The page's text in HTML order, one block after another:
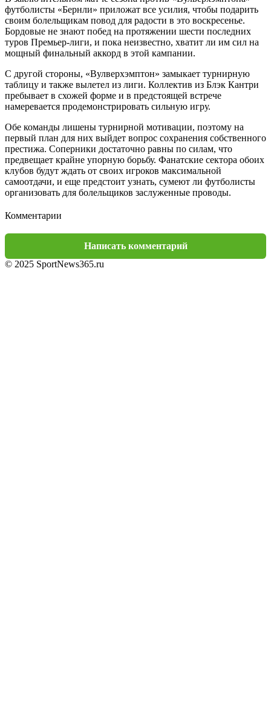
футболисты «Бернли» приложат все усилия, чтобы подарить
своим болельщикам повод для радости в это воскресенье.
Бордовые не знают побед на протяжении шести последних
туров Премьер-лиги, и пока неизвестно, хватит ли им сил на
мощный финальный аккорд в этой кампании.
С другой стороны, «Вулверхэмптон» замыкает турнирную
таблицу и также вылетел из лиги. Коллектив из Блэк Кантри
пребывает в схожей форме и в предстоящей встрече
намеревается продемонстрировать сильную игру.
Обе команды лишены турнирной мотивации, поэтому на
первый план для них выйдет вопрос сохранения собственного
престижа. Соперники достаточно равны по силам, что
предвещает крайне упорную борьбу. Фанатские сектора обоих
клубов будут ждать от своих игроков максимальной
самоотдачи, и еще предстоит узнать, сумеют ли футболисты
организовать для болельщиков заслуженные проводы.
Комментарии
Написать комментарий
© 2025 SportNews365.ru